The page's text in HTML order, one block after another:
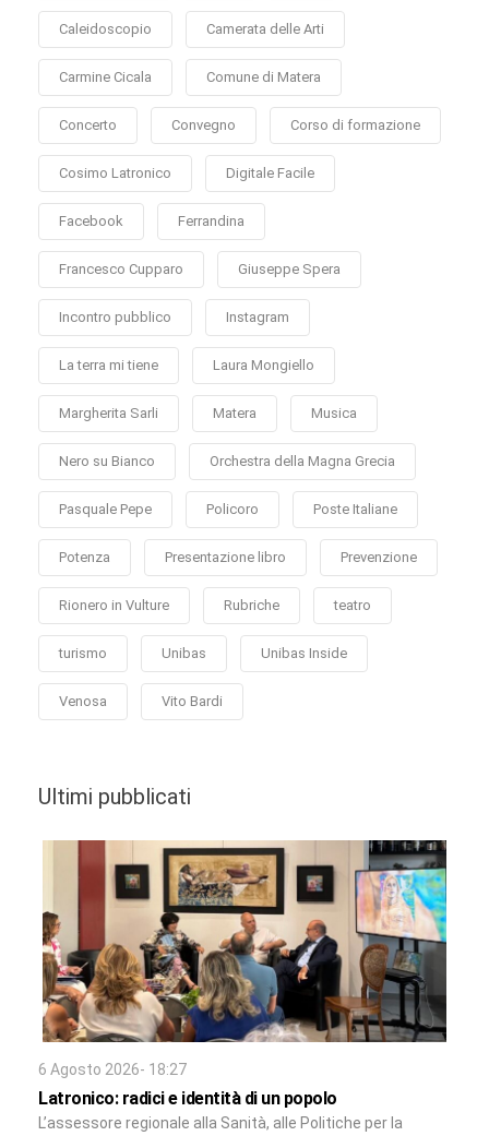
Caleidoscopio Camerata delle Arti
Carmine Cicala Comune di Matera
Concerto Convegno Corso di formazione
Cosimo Latronico Digitale Facile
Facebook Ferrandina
Francesco Cupparo Giuseppe Spera
Incontro pubblico Instagram
La terra mi tiene Laura Mongiello
Margherita Sarli Matera Musica
Nero su Bianco Orchestra della Magna Grecia
Pasquale Pepe Policoro Poste Italiane
Potenza Presentazione libro Prevenzione
Rionero in Vulture Rubriche teatro
turismo Unibas Unibas Inside
Venosa Vito Bardi
Ultimi pubblicati
6 Agosto 2026- 18:27
Latronico: radici e identità di un popolo
L’assessore regionale alla Sanità, alle Politiche per la